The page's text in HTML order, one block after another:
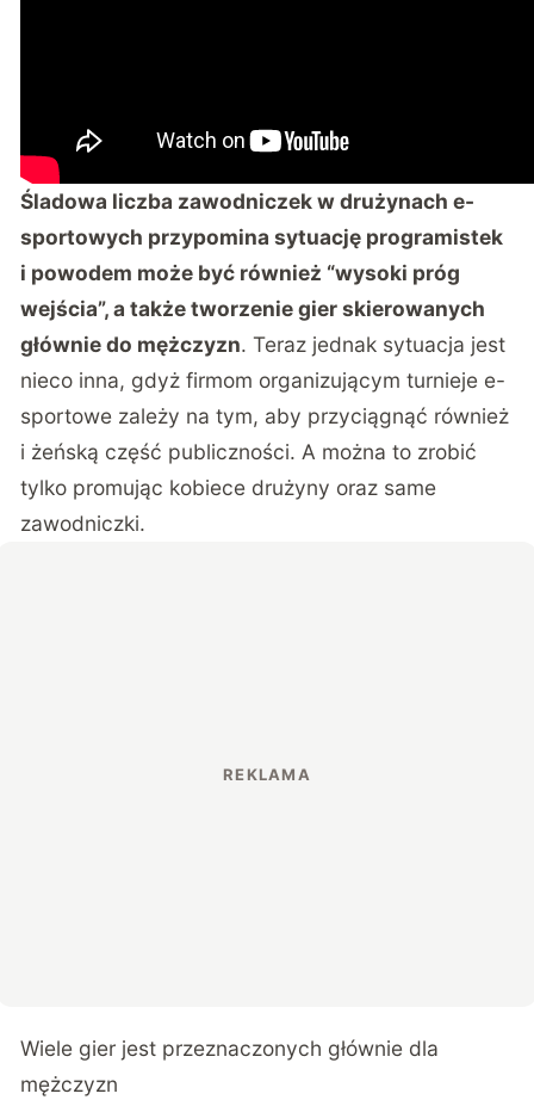
Śladowa liczba zawodniczek w drużynach e-
sportowych przypomina sytuację programistek
i powodem może być również “wysoki próg
wejścia”, a także tworzenie gier skierowanych
głównie do mężczyzn. Teraz jednak sytuacja jest
nieco inna, gdyż firmom organizującym turnieje e-
sportowe zależy na tym, aby przyciągnąć również
i żeńską część publiczności. A można to zrobić
tylko promując kobiece drużyny oraz same
zawodniczki.
Wiele gier jest przeznaczonych głównie dla
mężczyzn